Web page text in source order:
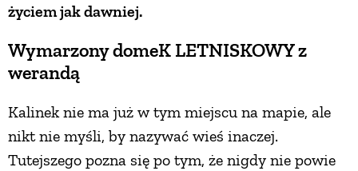
życiem jak dawniej.
Wymarzony domeK LETNISKOWY z
werandą
Kalinek nie ma już w tym miejscu na mapie, ale
nikt nie myśli, by nazywać wieś inaczej.
Tutejszego pozna się po tym, że nigdy nie powie
PRZYSTAWKI
DANIA GŁÓWNE